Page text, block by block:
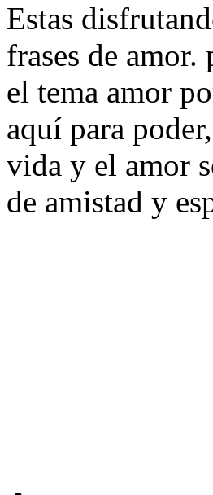
Estas
frases de amor.
el tema amor
aquí para
vida y el amor
de amistad y